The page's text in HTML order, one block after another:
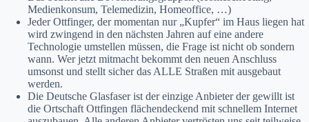
Medienkonsum, Telemedizin, Homeoffice, …)
Jeder Ottfinger, der momentan nur „Kupfer“ im Haus liegen hat
wird zwingend in den nächsten Jahren auf eine andere
Technologie umstellen müssen, die Frage ist nicht ob sondern
wann. Wer jetzt mitmacht bekommt den neuen Anschluss
umsonst und stellt sicher das ALLE Straßen mit ausgebaut
werden.
Die Deutsche Glasfaser ist der einzige Anbieter der gewillt ist
die Ortschaft Ottfingen flächendeckend mit schnellem Internet